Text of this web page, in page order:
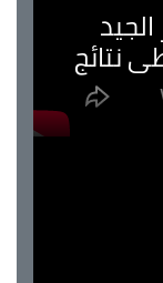
نتائج